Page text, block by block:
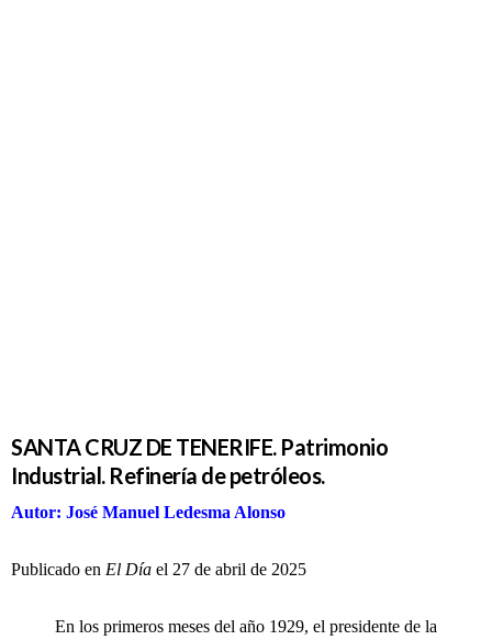
SANTA CRUZ DE TENERIFE. Patrimonio
Industrial. Refinería de petróleos.
Autor: José Manuel Ledesma Alonso
Publicado en El Día el 27 de abril de 2025
En los primeros meses del año 1929, el presidente de la